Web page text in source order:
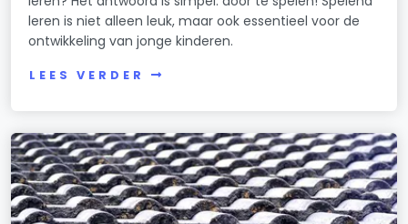
leren is niet alleen leuk, maar ook essentieel voor de
ontwikkeling van jonge kinderen.
LEES VERDER